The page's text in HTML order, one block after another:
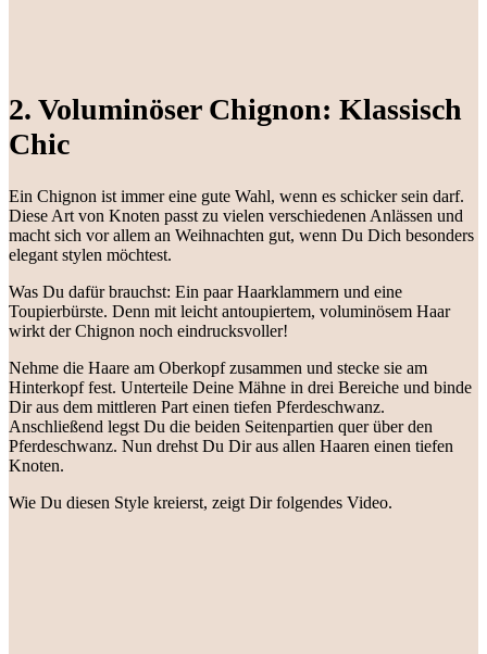
2. Voluminöser Chignon: Klassisch
Chic
Ein Chignon ist immer eine gute Wahl, wenn es schicker sein darf.
Diese Art von Knoten passt zu vielen verschiedenen Anlässen und
macht sich vor allem an Weihnachten gut, wenn Du Dich besonders
elegant stylen möchtest.
Was Du dafür brauchst: Ein paar Haarklammern und eine
Toupierbürste. Denn mit leicht antoupiertem, voluminösem Haar
wirkt der Chignon noch eindrucksvoller!
Nehme die Haare am Oberkopf zusammen und stecke sie am
Hinterkopf fest. Unterteile Deine Mähne in drei Bereiche und binde
Dir aus dem mittleren Part einen tiefen Pferdeschwanz.
Anschließend legst Du die beiden Seitenpartien quer über den
Pferdeschwanz. Nun drehst Du Dir aus allen Haaren einen tiefen
Knoten.
Wie Du diesen Style kreierst, zeigt Dir folgendes Video.